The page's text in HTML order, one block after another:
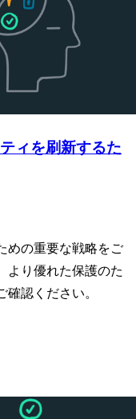
ィを刷新するた
めの重要な戦略をご
より優れた保護のた
認ください。